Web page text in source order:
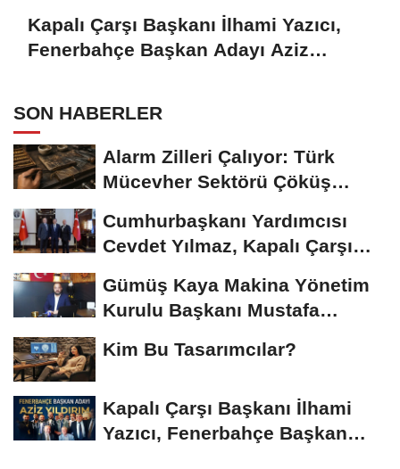
Kapalı Çarşı Başkanı İlhami Yazıcı,
Fenerbahçe Başkan Adayı Aziz
SON HABERLER
Alarm Zilleri Çalıyor: Türk
Mücevher Sektörü Çöküş
Cumhurbaşkanı Yardımcısı
Cevdet Yılmaz, Kapalı Çarşı
Gümüş Kaya Makina Yönetim
Kurulu Başkanı Mustafa
Kim Bu Tasarımcılar?
Kapalı Çarşı Başkanı İlhami
Yazıcı, Fenerbahçe Başkan